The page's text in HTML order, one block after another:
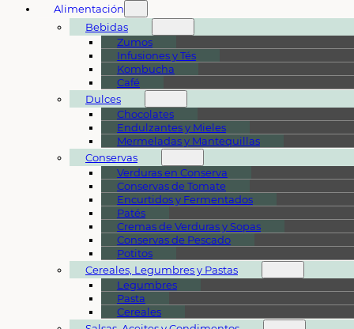
Alimentación
Bebidas
Zumos
Infusiones y Tés
Kombucha
Café
Dulces
Chocolates
Endulzantes y Mieles
Mermeladas y Mantequillas
Conservas
Verduras en Conserva
Conservas de Tomate
Encurtidos y Fermentados
Patés
Cremas de Verduras y Sopas
Conservas de Pescado
Potitos
Cereales, Legumbres y Pastas
Legumbres
Pasta
Cereales